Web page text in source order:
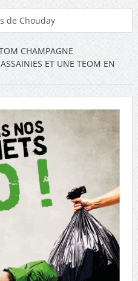
de Chouday
de Chouday
des conseils
CHAMPAGNE
ET UNE TEOM EN